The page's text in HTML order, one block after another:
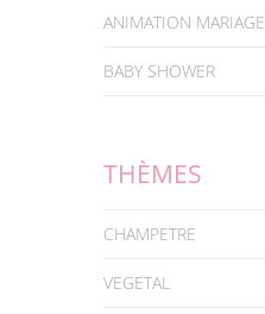
ANIMATION MARIAGE
BABY SHOWER
THÈMES
CHAMPETRE
VEGETAL